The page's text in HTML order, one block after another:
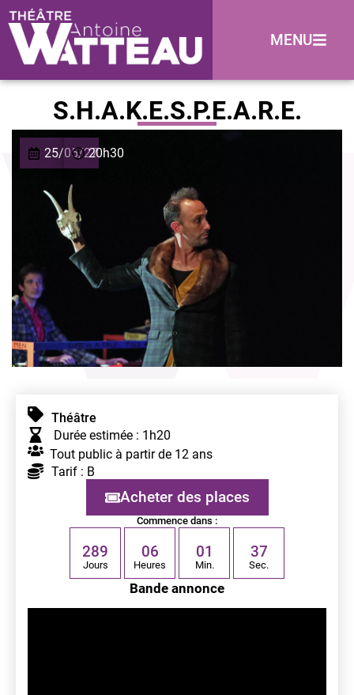
MENU
S.H.A.K.E.S.P.E.A.R.E.
25/05/2720h30
Théâtre
Durée estimée : 1h20
Tout public à partir de 12 ans
Tarif : B
Acheter des places
Commence dans :
289
Jours
06
Heures
01
Min.
37
Sec.
Bande annonce